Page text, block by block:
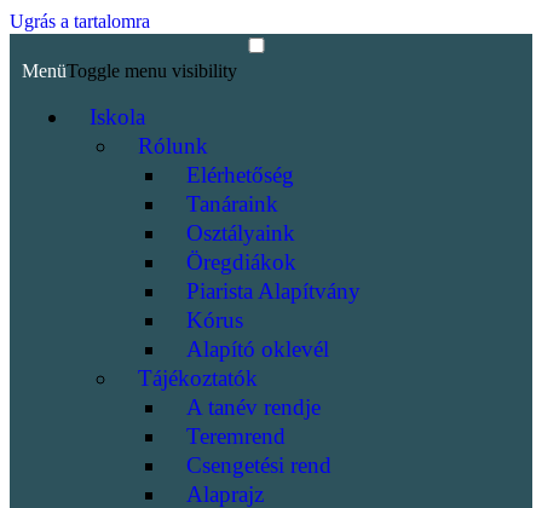
Ugrás a tartalomra
MenüToggle menu visibility
Iskola
Rólunk
Elérhetőség
Tanáraink
Osztályaink
Öregdiákok
Piarista Alapítvány
Kórus
Alapító oklevél
Tájékoztatók
A tanév rendje
Teremrend
Csengetési rend
Alaprajz